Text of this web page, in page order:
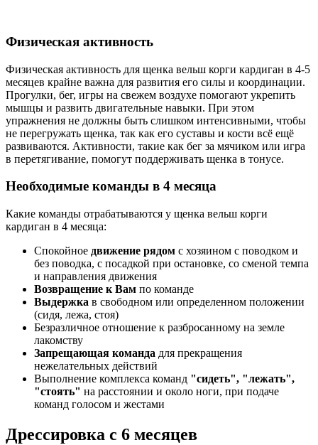
Физическая активность
Физическая активность для щенка вельш корги кардиган в 4-5
месяцев крайне важна для развития его силы и координации.
Прогулки, бег, игры на свежем воздухе помогают укрепить
мышцы и развить двигательные навыки. При этом
упражнения не должны быть слишком интенсивными, чтобы
не перегружать щенка, так как его суставы и кости всё ещё
развиваются. Активности, такие как бег за мячиком или игра
в перетягивание, помогут поддерживать щенка в тонусе.
Необходимые команды в 4 месяца
Какие команды отрабатываются у щенка вельш корги
кардиган в 4 месяца:
Спокойное движение рядом с хозяином с поводком и
без поводка, с посадкой при остановке, со сменой темпа
и направления движения
Возвращение к Вам по команде
Выдержка в свободном или определенном положении
(сидя, лежа, стоя)
Безразличное отношение к разбросанному на земле
лакомству
Запрещающая команда для прекращения
нежелательных действий
Выполнение комплекса команд "сидеть", "лежать",
"стоять" на расстоянии и около ноги, при подаче
команд голосом и жестами
Дрессировка с 6 месяцев